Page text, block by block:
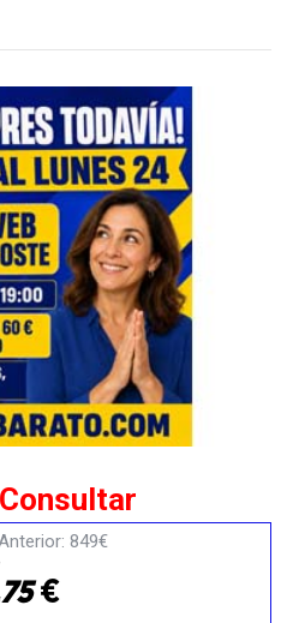
849€
75€